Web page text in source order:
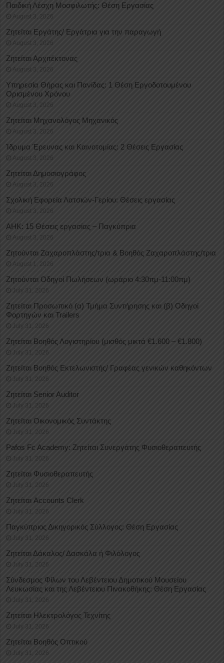
Παιδική Λέσχη Μοσφιλωτής: Θέση Εργασίας
August 3, 2026
Ζητείται Εργάτης/ Εργάτρια για την παραγωγή
August 3, 2026
Ζητείται Αρχιτέκτονας
August 3, 2026
Υπηρεσία Θήρας και Πανίδας: 1 Θέση Eργοδοτουμένου
Oρισμένου Xρόνου
August 3, 2026
Ζητείται Μηχανολόγος Μηχανικός
August 3, 2026
Ίδρυμα Έρευνας και Καινοτομίας: 2 Θέσεις Εργασίας
August 3, 2026
Ζητείται Δημοσιογράφος
August 3, 2026
Σχολική Εφορεία Λατσιών-Γερίου: Θέσεις εργασίας
August 3, 2026
ΑΗΚ: 15 Θέσεις εργασίας – Παγκύπρια
August 3, 2026
Ζητούνται Ζαχαροπλάστης/τρια & Βοηθός Ζαχαροπλάστης/τρια
August 1, 2026
Ζητούνται Οδηγοί Πωλήσεων (ωράριο 4:30πμ-11:00πμ)
July 31, 2026
Ζητείται Προσωπικό (α) Τμήμα Συντήρησης και (β) Οδηγοί
Φορτηγών και Trailers
July 31, 2026
Ζητείται Βοηθός Λογιστηρίου (μισθός μικτά €1.600 – €1.800)
July 31, 2026
Ζητείται Βοηθός Εκτελωνιστής/ Γραφέας γενικών καθηκόντων
July 31, 2026
Ζητείται Senior Auditor
July 31, 2026
Ζητείται Οικονομικός Συντάκτης
July 31, 2026
Pafos Fc Academy: Ζητείται Συνεργάτης Φυσιοθεραπευτής
July 31, 2026
Ζητείται Φυσιοθεραπευτής
July 31, 2026
Ζητείται Accounts Clerk
July 31, 2026
Παγκύπριος Δικηγορικός Σύλλογος: Θέση Εργασίας
July 31, 2026
Ζητείται Δάκαλος/ Δασκάλα ή Φιλόλογος
July 31, 2026
Σύνδεσμος Φίλων του Λεβέντειου Δημοτικού Μουσείου
Λευκωσίας και της Λεβέντειου Πινακοθήκης: Θέση Εργασίας
July 31, 2026
Ζητείται Ηλεκτρολόγος Τεχνίτης
July 31, 2026
Ζητείται Βοηθός Οπτικού
July 31, 2026